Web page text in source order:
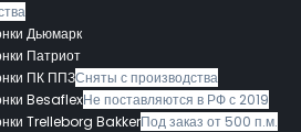
Дьюмарк
Патриот
ПК ППЗСняты с производства
BesaflexНе поставляются в РФ с 2019
Trelleborg BakkerПод заказ от 500 п.м.